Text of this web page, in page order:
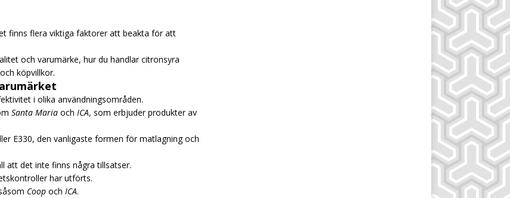
finns flera viktiga faktorer att beakta för att
och varumärke, hur du handlar citronsyra
köpvillkor.
i olika användningsområden.
Santa Maria och ICA, som erbjuder produkter av
E330, den vanligaste formen för matlagning och
att det inte finns några tillsatser.
har utförts.
Coop och ICA.